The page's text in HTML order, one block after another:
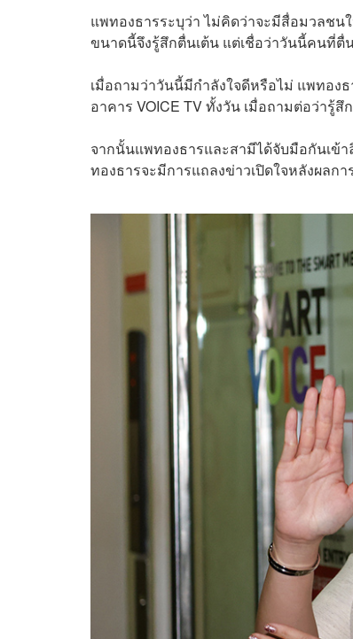
แพทองธารระบุว่า ไม่คิดว่าจะมีสื่อมวลช
ขนาดนี้จึงรู้สึกตื่นเต้น แต่เชื่อว่าวันนี้คนที่ตื่
เมื่อถามว่าวันนี้มีกำลังใจดีหรือไม่ แพทอง
อาคาร VOICE TV ทั้งวัน เมื่อถามต่อว่ารู้
จากนั้นแพทองธารและสามีได้จับมือกันเข้
ทองธารจะมีการแถลงข่าวเปิดใจหลังผลก